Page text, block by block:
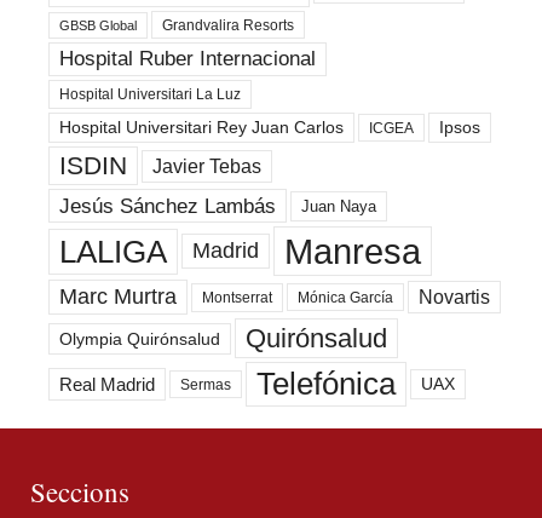
GBSB Global Grandvalira Resorts
Hospital Ruber Internacional
Hospital Universitari La Luz
Hospital Universitari Rey Juan Carlos ICGEA Ipsos
ISDIN Javier Tebas
Jesús Sánchez Lambás Juan Naya
LALIGA Madrid Manresa
Marc Murtra Montserrat Mónica García Novartis
Olympia Quirónsalud Quirónsalud
Real Madrid Sermas Telefónica UAX
Seccions